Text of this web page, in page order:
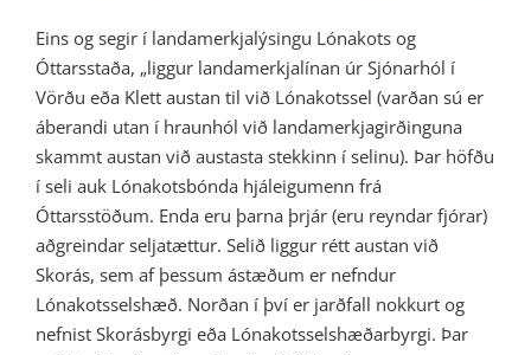
Eins og segir í landamerkjalýsingu Lónakots og
Óttarsstaða, „liggur landamerkjalínan úr Sjónarhól í
Vörðu eða Klett austan til við Lónakotssel (varðan sú er
áberandi utan í hraunhól við landamerkjagirðinguna
skammt austan við austasta stekkinn í selinu). Þar höfðu
í seli auk Lónakotsbónda hjáleigumenn frá
Óttarsstöðum. Enda eru þarna þrjár (eru reyndar fjórar)
aðgreindar seljatættur. Selið liggur rétt austan við
Skorás, sem af þessum ástæðum er nefndur
Lónakotsselshæð. Norðan í því er jarðfall nokkurt og
nefnist Skorásbyrgi eða Lónakotsselshæðarbyrgi. Þar